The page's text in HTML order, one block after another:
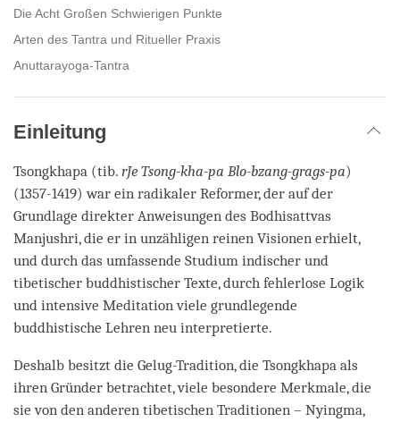
Die Acht Großen Schwierigen Punkte
Arten des Tantra und Ritueller Praxis
Anuttarayoga-Tantra
Einleitung
Tsongkhapa (tib. rJe Tsong-kha-pa Blo-bzang-grags-pa)
(1357-1419) war ein radikaler Reformer, der auf der
Grundlage direkter Anweisungen des Bodhisattvas
Manjushri, die er in unzähligen reinen Visionen erhielt,
und durch das umfassende Studium indischer und
tibetischer buddhistischer Texte, durch fehlerlose Logik
und intensive Meditation viele grundlegende
buddhistische Lehren neu interpretierte.
Deshalb besitzt die Gelug-Tradition, die Tsongkhapa als
ihren Gründer betrachtet, viele besondere Merkmale, die
sie von den anderen tibetischen Traditionen – Nyingma,